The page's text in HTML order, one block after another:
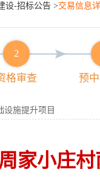
设-招标公告 >交易信息
2
格审查 预
设施提升项目
周家小庄